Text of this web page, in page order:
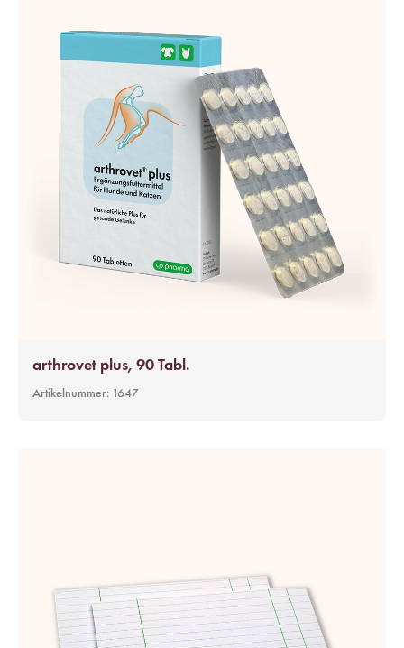
arthrovet plus, 90 Tabl.
Artikelnummer: 1647